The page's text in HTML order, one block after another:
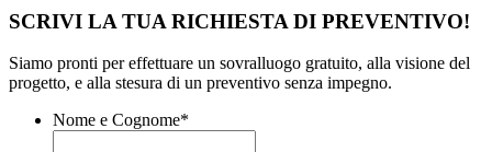
SCRIVI LA TUA RICHIESTA DI PREVENTIVO!
Siamo pronti per effettuare un sovralluogo gratuito, alla visione del
progetto, e alla stesura di un preventivo senza impegno.
Nome e Cognome*